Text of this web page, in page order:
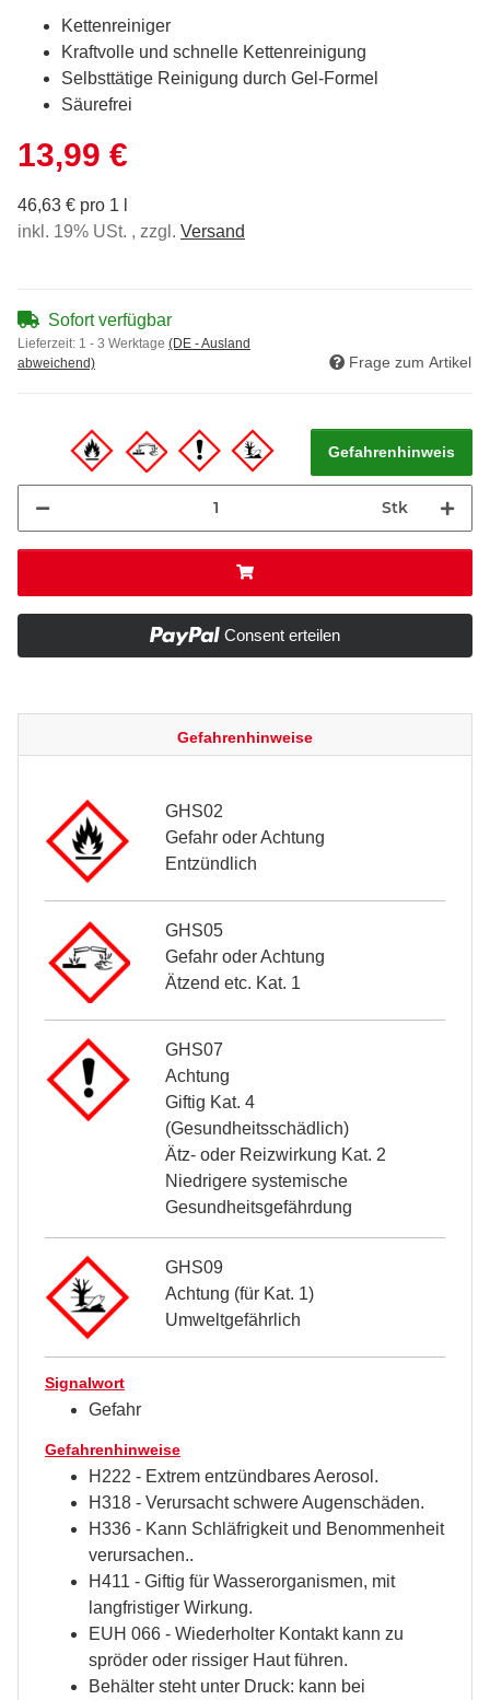
Kettenreiniger
Kraftvolle und schnelle Kettenreinigung
Selbsttätige Reinigung durch Gel-Formel
Säurefrei
13,99 €
46,63 € pro 1 l
inkl. 19% USt. , zzgl. Versand
Sofort verfügbar
Lieferzeit: 1 - 3 Werktage (DE - Ausland
abweichend)
Frage zum Artikel
Gefahrenhinweis
Stk
Consent erteilen
Gefahrenhinweise
GHS02
Gefahr oder Achtung
Entzündlich
GHS05
Gefahr oder Achtung
Ätzend etc. Kat. 1
GHS07
Achtung
Giftig Kat. 4
(Gesundheitsschädlich)
Ätz- oder Reizwirkung Kat. 2
Niedrigere systemische
Gesundheitsgefährdung
GHS09
Achtung (für Kat. 1)
Umweltgefährlich
Signalwort
Gefahr
Gefahrenhinweise
H222 - Extrem entzündbares Aerosol.
H318 - Verursacht schwere Augenschäden.
H336 - Kann Schläfrigkeit und Benommenheit
verursachen..
H411 - Giftig für Wasserorganismen, mit
langfristiger Wirkung.
EUH 066 - Wiederholter Kontakt kann zu
spröder oder rissiger Haut führen.
Behälter steht unter Druck: kann bei